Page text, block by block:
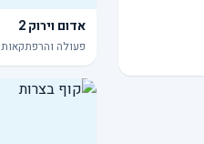
אדום וירוק 2
פעולה והרפתקאות